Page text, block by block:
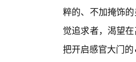
粹的、不加掩饰
觉追求者，渴望
把开启感官大门的